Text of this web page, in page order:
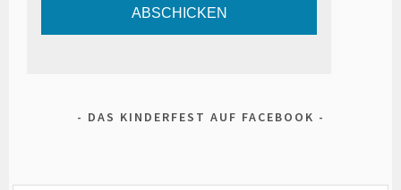
DAS KINDERFEST AUF FACEBOOK